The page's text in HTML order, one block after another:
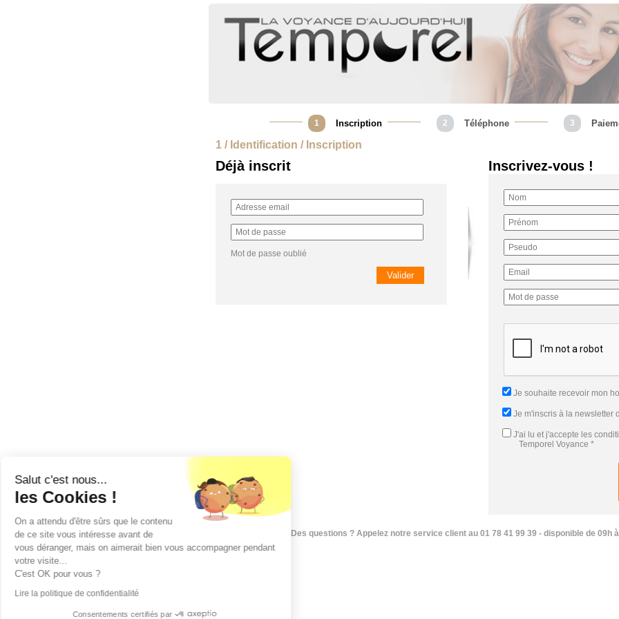
1 Inscription 2 Téléphone 3
1 / Identification / Inscription
Déjà inscrit
Mot de passe oublié
Inscrivez-vous !
Je souhaite recevoir mon
Je m'inscris à la newsletter
J'ai lu et j'accepte les
Temporel Voyance *
Des questions ? Appelez notre service client au 01 78 41 99 39 - disponible de 09h
Salut c'est nous...
les Cookies !
On a attendu d'être sûrs que le contenu
de ce site vous intéresse avant de
vous déranger, mais on aimerait bien vous accompagner pendant
votre visite...
C'est OK pour vous ?
Lire la politique de confidentialité
Consentements certifiés par